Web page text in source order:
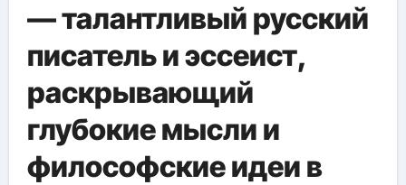
— талантливый русский
писатель и эссеист,
раскрывающий
глубокие мысли и
философские идеи в